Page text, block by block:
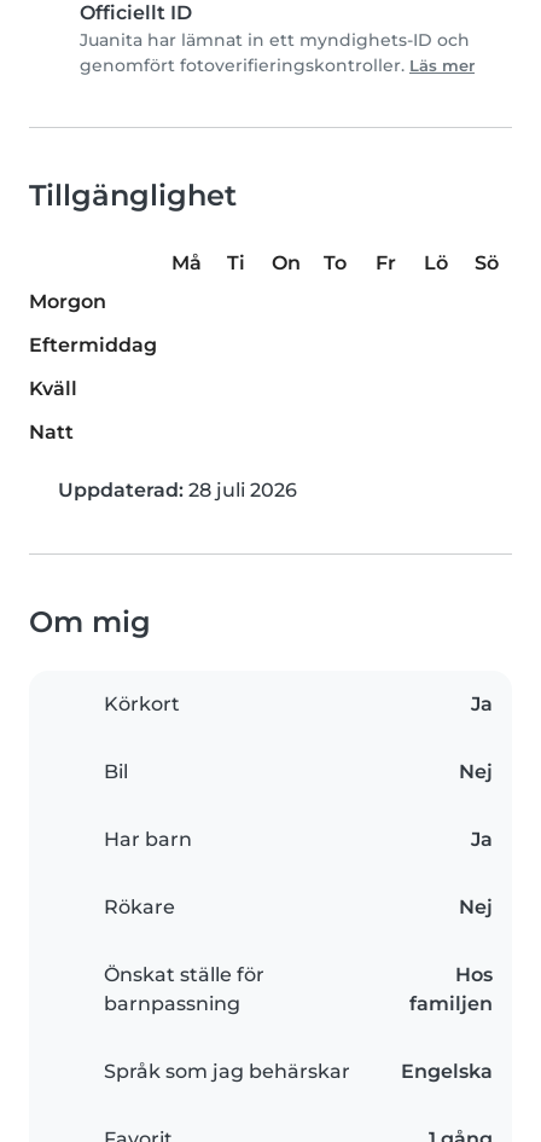
Officiellt ID
Juanita har lämnat in ett myndighets-ID och
genomfört fotoverifieringskontroller. Läs mer
Tillgänglighet
Må Ti On To Fr Lö
Sö
Morgon
Eftermiddag
Kväll
Natt
Uppdaterad: 28 juli 2026
Om mig
Körkort Ja
Bil Nej
Har barn Ja
Rökare Nej
Önskat ställe för
barnpassning
Hos
familjen
Språk som jag behärskar Engelska